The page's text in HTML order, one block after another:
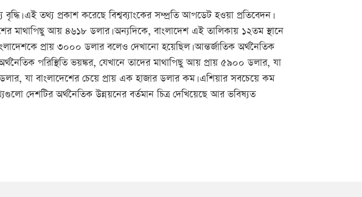
এই তথ্য প্রকাশ করেছে বিশ্বব্যাংকের সম্প্রতি আপডেট হওয়া প্রতিবেদন।
মাথাপিছু আয় ৪৬১৮ ডলার। অন্যদিকে, বাংলাদেশ এই তালিকায় ১২তম স্থানে
প্রায় ৩০০০ ডলার বলেও দেখানো হয়েছিল। আন্তর্জাতিক অর্থনৈতিক
পরিস্থিতি ভয়ঙ্কর, যেখানে তাদের মাথাপিছু আয় প্রায় ৫৯০০ ডলার, যা
যা বাংলাদেশের চেয়ে প্রায় এক হাজার ডলার কম। এশিয়ার সবচেয়ে কম
দেশটির অর্থনৈতিক উন্নয়নের বর্তমান চিত্র দেখিয়েছে আর ভবিষ্যত